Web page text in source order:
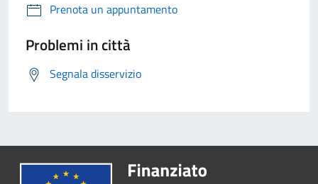
Prenota un appuntamento
Problemi in città
Segnala disservizio